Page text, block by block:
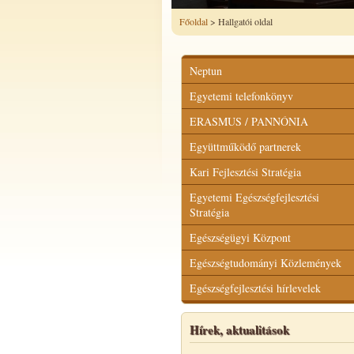
Főoldal> Hallgatói oldal
Neptun
Egyetemi telefonkönyv
ERASMUS / PANNÓNIA
Együttműködő partnerek
Kari Fejlesztési Stratégia
Egyetemi Egészségfejlesztési
Stratégia
Egészségügyi Központ
Egészségtudományi Közlemények
Egészségfejlesztési hírlevelek
Hírek, aktualitások